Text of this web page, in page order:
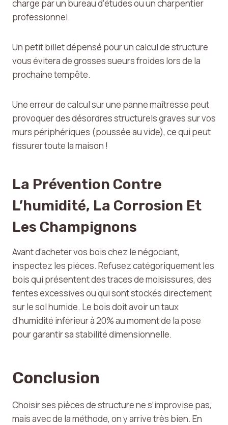
charge par un bureau d’études ou un charpentier
professionnel.
Un petit billet dépensé pour un calcul de structure
vous évitera de grosses sueurs froides lors de la
prochaine tempête.
Une erreur de calcul sur une panne maîtresse peut
provoquer des désordres structurels graves sur vos
murs périphériques (poussée au vide), ce qui peut
fissurer toute la maison !
La Prévention Contre
L’humidité, La Corrosion Et
Les Champignons
Avant d’acheter vos bois chez le négociant,
inspectez les pièces. Refusez catégoriquement les
bois qui présentent des traces de moisissures, des
fentes excessives ou qui sont stockés directement
sur le sol humide. Le bois doit avoir un taux
d’humidité inférieur à 20% au moment de la pose
pour garantir sa stabilité dimensionnelle.
Conclusion
Choisir ses pièces de structure ne s’improvise pas,
mais avec de la méthode, on y arrive très bien. En